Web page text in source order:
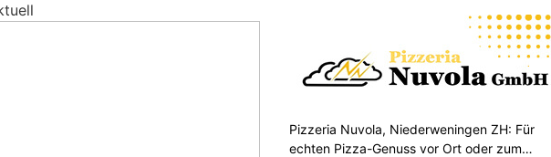
Pizzeria Nuvola, Niederweningen ZH: Für
echten Pizza-Genuss vor Ort oder zum